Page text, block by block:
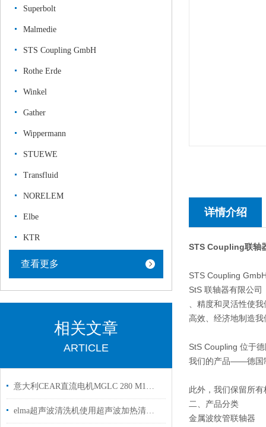
Superbolt
Malmedie
STS Coupling GmbH
Rothe Erde
Winkel
Gather
Wippermann
STUEWE
Transfluid
NORELEM
Elbe
KTR
查看更多
相关文章
ARTICLE
意大利CEAR直流电机MGLC 280 M1可以提供选型和安装指导
elma超声波清洗机使用超声波加热清洁液在没有加热器的情况下液体会变热？
详情介绍
STS Coupling联轴
STS Coupling
StS 联轴器有限公司
、精度和灵活性使
高效、经济地制造
StS Coupling 位于
我们的产品——德国
此外，我们保留所
二、产品分类
金属波纹管联轴器